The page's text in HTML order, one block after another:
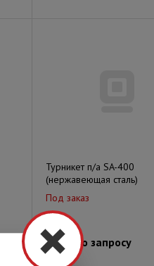
Турникет п/а SA-400
(нержавеющая сталь)
Под заказ
Цена по запросу